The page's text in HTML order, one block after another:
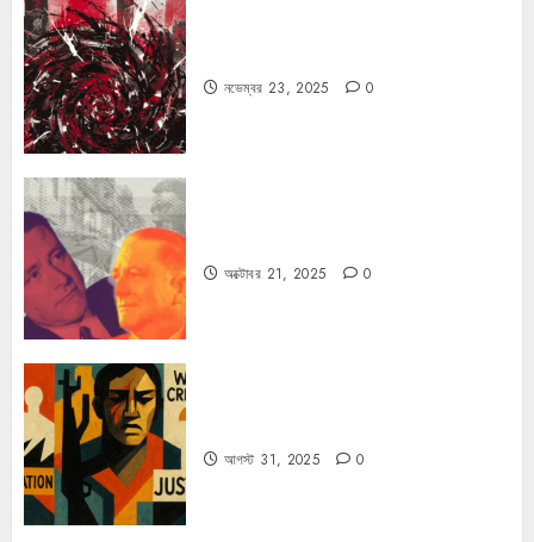
নভেম্বর 23, 2025 0
অক্টোবর 21, 2025 0
আগস্ট 31, 2025 0